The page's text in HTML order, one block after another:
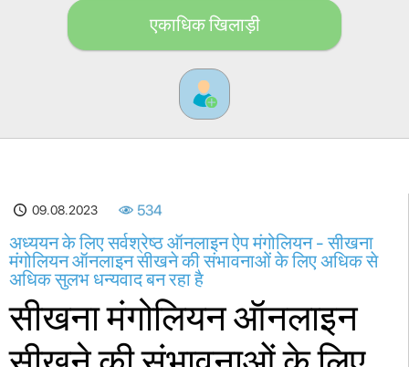
एकाधिक खिलाड़ी
09.08.2023 534
अध्ययन के लिए सर्वश्रेष्ठ ऑनलाइन ऐप मंगोलियन - सीखना
मंगोलियन ऑनलाइन सीखने की संभावनाओं के लिए अधिक से
अधिक सुलभ धन्यवाद बन रहा है
सीखना मंगोलियन ऑनलाइन